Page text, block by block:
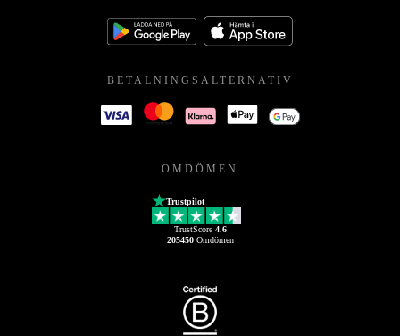
BETALNINGSALTERNATIV
OMDÖMEN
Trustpilot
TrustScore 4.6
205450Omdömen